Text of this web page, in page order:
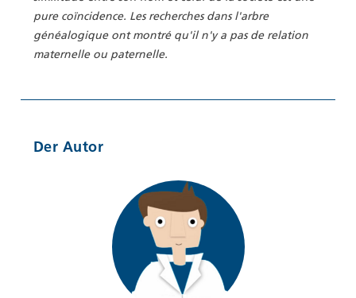
pure coïncidence. Les recherches dans l'arbre
généalogique ont montré qu'il n'y a pas de relation
maternelle ou paternelle.
Der Autor